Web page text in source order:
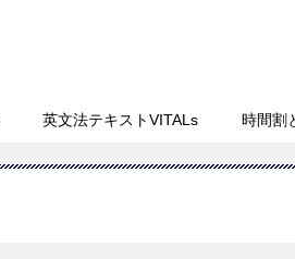
英文法テキストVITALs 時間割